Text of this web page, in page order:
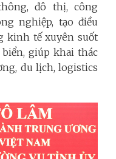
đô thị, công
nghiệp, tạo điều
kinh tế xuyên suốt
giúp khai thác
du lịch, logistics